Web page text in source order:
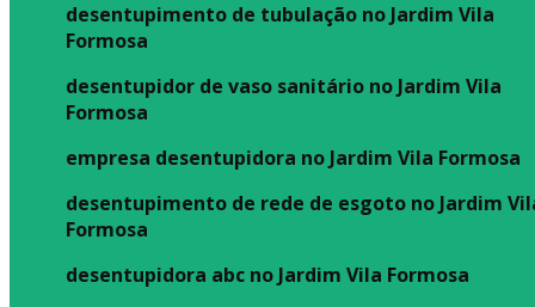
desentupimento de tubulação no Jardim Vila
Formosa
desentupidor de vaso sanitário no Jardim Vila
Formosa
empresa desentupidora no Jardim Vila Formosa
desentupimento de rede de esgoto no Jardim
Formosa
desentupidora abc no Jardim Vila Formosa